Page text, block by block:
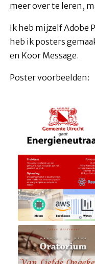
meer over te leren,
Ik heb mijzelf Adobe
heb ik posters
en Koor Message.
Poster voorbeelden: